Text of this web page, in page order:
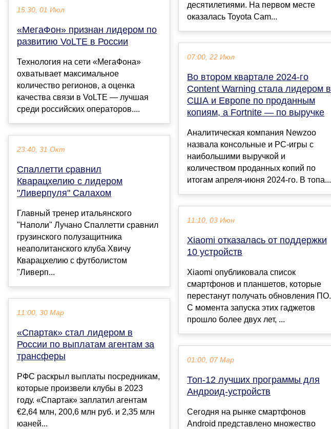
15:30, 01 Июл
«МегаФон» признан лидером по
развитию VoLTE в России
Технология на сети «МегаФона»
охватывает максимальное
количество регионов, а оценка
качества связи в VoLTE — лучшая
среди российских операторов....
23:40, 31 Окт
Спаллетти сравнил
Кварацхелию с лидером
"Ливерпуля" Салахом
Главный тренер итальянского
"Наполи" Лучано Спаллетти сравнил
грузинского полузащитника
неаполитанского клуба Хвичу
Кварацхелию с футболистом
"Ливерп...
11:00, 30 Мар
«Спартак» стал лидером в
России по выплатам агентам за
трансферы
РФС раскрыл выплаты посредникам,
которые произвели клубы в 2023
году. «Спартак» заплатил агентам
€2,64 млн, 200,6 млн руб. и 2,35 млн
юаней...
десятилетиями. На первом месте
оказалась Toyota Cam...
07:00, 22 Июл
Во втором квартале 2024-го
Content Warning стала лидером в
США и Европе по проданным
копиям, а Fortnite — по выручке
Аналитическая компания Newzoo
назвала консольные и PC-игры с
наибольшими выручкой и
количеством проданных копий по
итогам апреля-июня 2024-го. В топа...
11:10, 03 Июн
Xiaomi отказалась от поддержки
10 устройств
Xiaomi опубликовала список
смартфонов и планшетов, которые
перестанут получать обновления ПО.
С момента запуска этих гаджетов
прошло более двух лет, ...
01:00, 07 Мар
Топ-12 лучших программы для
Андроид-устройств
Сегодня на рынке смартфонов
Android представлено множество